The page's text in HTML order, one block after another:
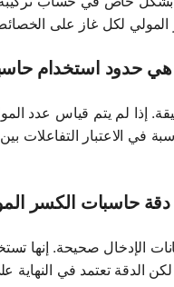
هي حدود استخدام
إذا لم يتم قياس عدد
الاعتبار التفاعلات بين
حاسبات الكسر
الإدخال صحيحة. إنها